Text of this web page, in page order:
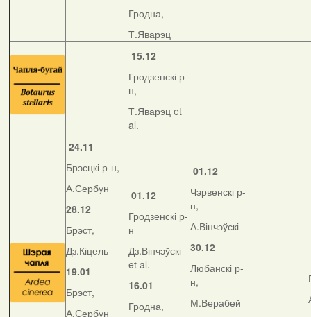
Гродна,
Т.Яварэц
15.12
Гродзенскі р-
н,
Т.Яварэц et
al.
24.11
Брэсцкі р-н,
А.Сербун
28.12
Брэст,
Дз.Кіцель
19.01
Брэст,
А.Сербун
01.12
Гродзенскі р-
н
Дз.Вінчэўскі
et al.
16.01
Гродна,
01.12
Чэрвенскі р-
н,
А.Вінчэўскі
30.12
Любанскі р-
н,
М.Верабей